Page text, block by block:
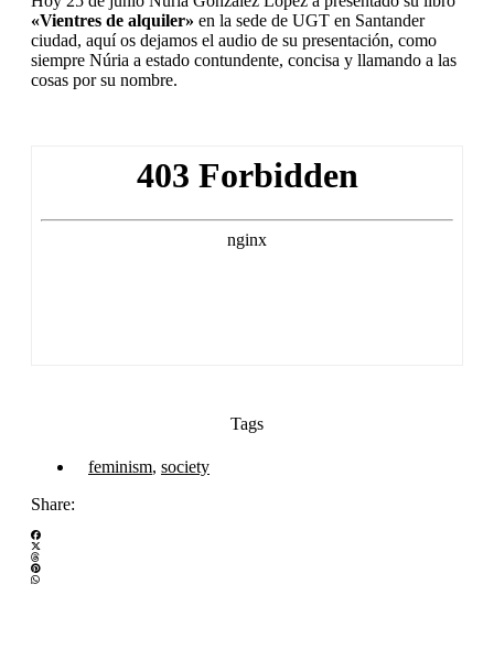
«Vientres de alquiler» en la sede de UGT en Santander
ciudad, aquí os dejamos el audio de su presentación, como
siempre Núria a estado contundente, concisa y llamando a las
cosas por su nombre.
Tags
feminism, society
Share: